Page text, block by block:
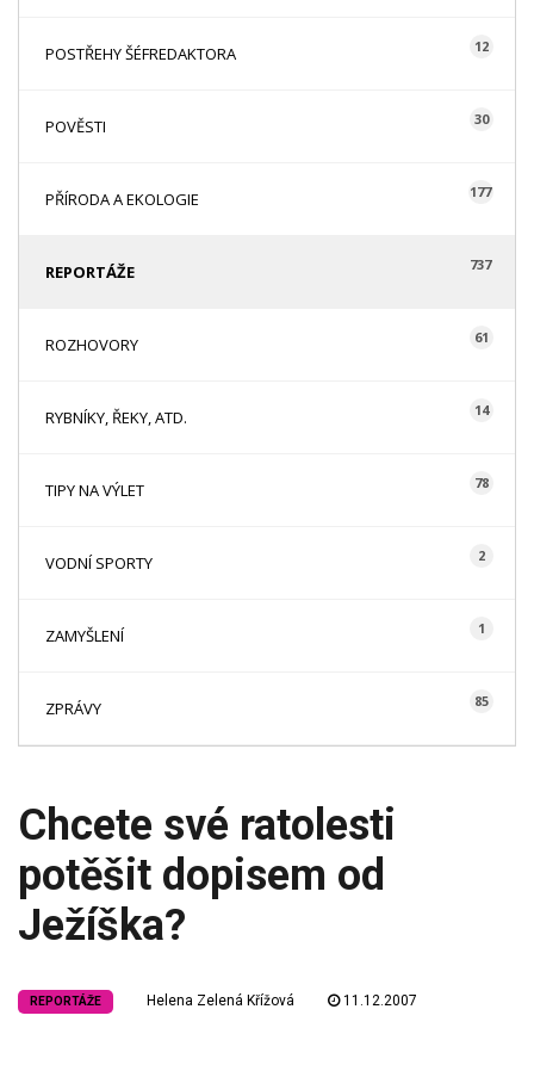
POSTŘEHY ŠÉFREDAKTORA 12
POVĚSTI 30
PŘÍRODA A EKOLOGIE 177
REPORTÁŽE 737
ROZHOVORY 61
RYBNÍKY, ŘEKY, ATD. 14
TIPY NA VÝLET 78
VODNÍ SPORTY 2
ZAMYŠLENÍ 1
ZPRÁVY 85
Chcete své ratolesti
potěšit dopisem od
Ježíška?
REPORTÁŽE Helena Zelená Křížová 11.12.2007